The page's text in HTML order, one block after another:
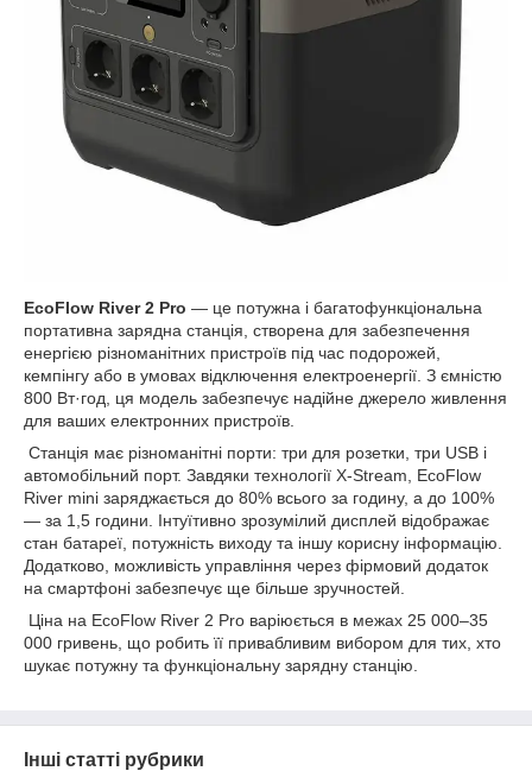
EcoFlow River 2 Pro — це потужна і багатофункціональна
портативна зарядна станція, створена для забезпечення
енергією різноманітних пристроїв під час подорожей,
кемпінгу або в умовах відключення електроенергії. З ємністю
800 Вт·год, ця модель забезпечує надійне джерело живлення
для ваших електронних пристроїв.
Станція має різноманітні порти: три для розетки, три USB і
автомобільний порт. Завдяки технології X-Stream, EcoFlow
River mini заряджається до 80% всього за годину, а до 100%
— за 1,5 години. Інтуїтивно зрозумілий дисплей відображає
стан батареї, потужність виходу та іншу корисну інформацію.
Додатково, можливість управління через фірмовий додаток
на смартфоні забезпечує ще більше зручностей.
Ціна на EcoFlow River 2 Pro варіюється в межах 25 000–35
000 гривень, що робить її привабливим вибором для тих, хто
шукає потужну та функціональну зарядну станцію.
Інші статті рубрики